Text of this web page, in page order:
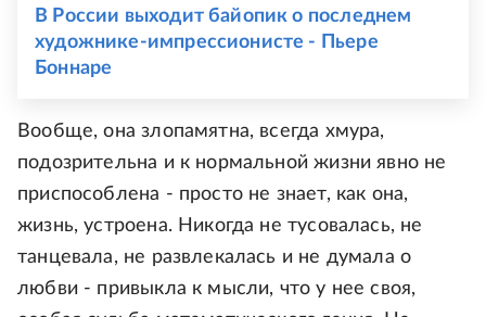
В России выходит байопик о последнем
художнике-импрессионисте - Пьере
Боннаре
Вообще, она злопамятна, всегда хмура,
подозрительна и к нормальной жизни явно не
приспособлена - просто не знает, как она,
жизнь, устроена. Никогда не тусовалась, не
танцевала, не развлекалась и не думала о
любви - привыкла к мысли, что у нее своя,